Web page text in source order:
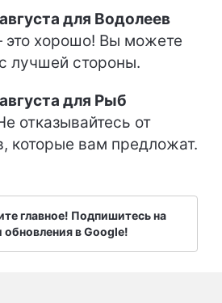
для Водолеев
хорошо! Вы можете
лучшей стороны.
для Рыб
отказывайтесь от
которые вам предложат.
главное! Подпишитесь на
обновления в Google!